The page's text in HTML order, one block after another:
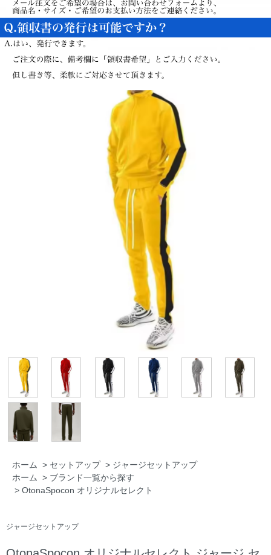
ホーム > セットアップ > ジャージセットアップ
ホーム > ブランド一覧から探す
> OtonaSpocon オリジナルセレクト
ジャージセットアップ